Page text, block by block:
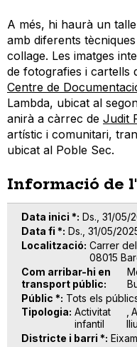
A més, hi haurà un
amb diferents
collage. Les imatges
de fotografies i cartells
Centre de
Lambda, ubicat al
anirà a càrrec de Judit
artístic i comunitari,
ubicat al Poble Sec.
Informació de
Data inici * Ds., 31/05/
Data fi * Ds., 31/05/
Localització Carrer
08015
Com arribar-hi en
transport públic
Públic * Tots els
Tipologia Activitat
infantil
Districte i barri *